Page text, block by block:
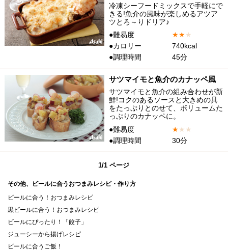
冷凍シーフードミックスで手軽にで
きる!魚介の風味が楽しめるアツア
ツとろ～りドリア♪
●難易度
★★★
●カロリー
740kcal
●調理時間
45分
サツマイモと魚介のカナッペ風
サツマイモと魚介の組み合わせが新
鮮!コクのあるソースと大きめの具
をたっぷりとのせて、ボリュームた
っぷりのカナッペに。
●難易度
★★ ★
●調理時間
30分
1/1 ページ
その他、ビールに合うおつまみレシピ・作り方
ビールに合う！おつまみレシピ
黒ビールに合う！おつまみレシピ
ビールにぴったり！「餃子」
ジューシーから揚げレシピ
ビールに合うご飯！